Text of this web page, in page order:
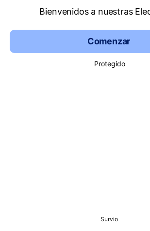
Bienvenidos a nuestras
Comenzar
Protegido
Survio